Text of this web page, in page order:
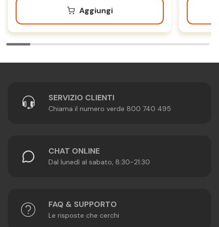
Aggiungi
SERVIZIO CLIENTI
Chiama il numero verde 800 740 495
CHAT ONLINE
Dal lunedì al sabato, 8:30-21:30
FAQ & SUPPORTO
Le risposte che cerchi